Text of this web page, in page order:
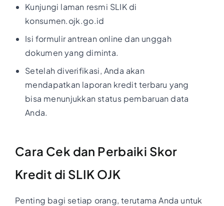
Kunjungi laman resmi SLIK di
konsumen.ojk.go.id
Isi formulir antrean online dan unggah
dokumen yang diminta.
Setelah diverifikasi, Anda akan
mendapatkan laporan kredit terbaru yang
bisa menunjukkan status pembaruan data
Anda.
Cara Cek dan Perbaiki Skor
Kredit di SLIK OJK
Penting bagi setiap orang, terutama Anda untuk